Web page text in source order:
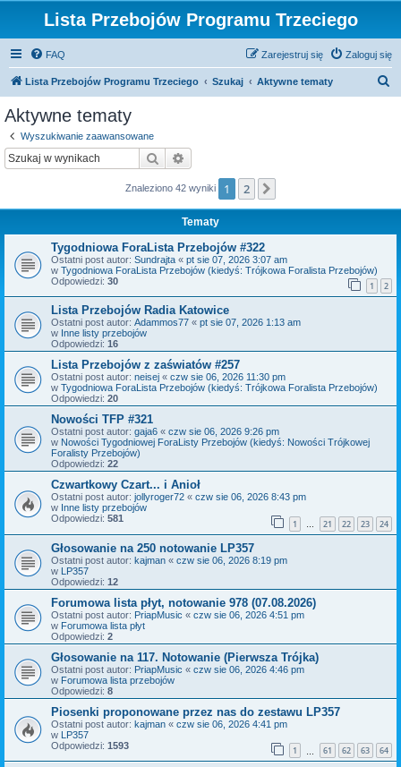
Lista Przebojów Programu Trzeciego
FAQ Zaloguj się
Zarejestruj się
Lista Przebojów Programu Trzeciego Szukaj Aktywne tematy
Aktywne tematy
Wyszukiwanie zaawansowane
Szukaj
Znaleziono 42 wyniki 1 2
Tematy
Tygodniowa ForaLista Przebojów #322
Ostatni post autor: Sundrajta « pt sie 07, 2026 3:07 am
w Tygodniowa ForaLista Przebojów (kiedyś: Trójkowa Foralista Przebojów)
Odpowiedzi: 30 1 2
Lista Przebojów Radia Katowice
Ostatni post autor: Adammos77 « pt sie 07, 2026 1:13 am
w Inne listy przebojów
Odpowiedzi: 16
Lista Przebojów z zaświatów #257
Ostatni post autor: neisej « czw sie 06, 2026 11:30 pm
w Tygodniowa ForaLista Przebojów (kiedyś: Trójkowa Foralista Przebojów)
Odpowiedzi: 20
Nowości TFP #321
Ostatni post autor: gaja6 « czw sie 06, 2026 9:26 pm
w Nowości Tygodniowej ForaListy Przebojów (kiedyś: Nowości Trójkowej
Foralisty Przebojów)
Odpowiedzi: 22
Czwartkowy Czart... i Anioł
Ostatni post autor: jollyroger72 « czw sie 06, 2026 8:43 pm
w Inne listy przebojów
Odpowiedzi: 581 1 … 21 22 23 24
Głosowanie na 250 notowanie LP357
Ostatni post autor: kajman « czw sie 06, 2026 8:19 pm
w LP357
Odpowiedzi: 12
Forumowa lista płyt, notowanie 978 (07.08.2026)
Ostatni post autor: PriapMusic « czw sie 06, 2026 4:51 pm
w Forumowa lista płyt
Odpowiedzi: 2
Głosowanie na 117. Notowanie (Pierwsza Trójka)
Ostatni post autor: PriapMusic « czw sie 06, 2026 4:46 pm
w Forumowa lista przebojów
Odpowiedzi: 8
Piosenki proponowane przez nas do zestawu LP357
Ostatni post autor: kajman « czw sie 06, 2026 4:41 pm
w LP357
Odpowiedzi: 1593 1 61 62 63 64